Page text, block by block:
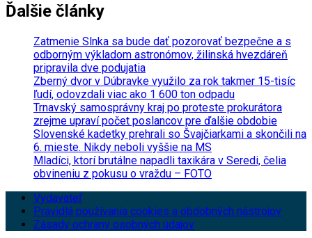
Ďalšie články
Zatmenie Slnka sa bude dať pozorovať bezpečne a s
odborným výkladom astronómov, žilinská hvezdáreň
pripravila dve podujatia
Zberný dvor v Dúbravke využilo za rok takmer 15-tisíc
ľudí, odovzdali viac ako 1 600 ton odpadu
Trnavský samosprávny kraj po proteste prokurátora
zrejme upraví počet poslancov pre ďalšie obdobie
Slovenské kadetky prehrali so Švajčiarkami a skončili na
6. mieste. Nikdy neboli vyššie na MS
Mladíci, ktorí brutálne napadli taxikára v Seredi, čelia
obvineniu z pokusu o vraždu – FOTO
Vydavateľ
Pravidlá používania cookies a obdobných nástrojov
Zásady ochrany osobných údajov